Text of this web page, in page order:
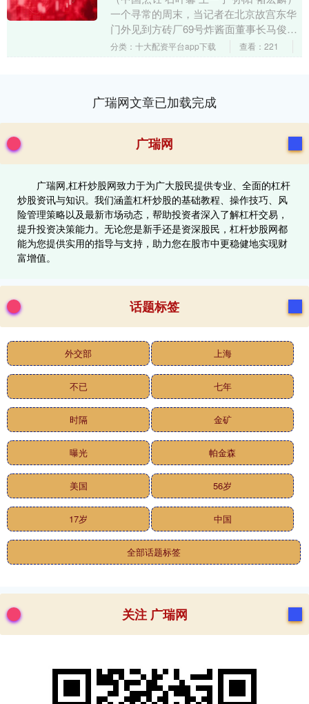
一个寻常的周末，当记者在北京故宫东华
门外见到方砖厂69号炸酱面董事长马俊杰
时，他正在给店外排队等位的食客介绍新
分类：十大配资平台app下载 查看：221
广瑞网文章已加载完成
广瑞网
广瑞网,杠杆炒股网致力于为广大股民提供专业、全面的杠杆
炒股资讯与知识。我们涵盖杠杆炒股的基础教程、操作技巧、风
险管理策略以及最新市场动态，帮助投资者深入了解杠杆交易，
提升投资决策能力。无论您是新手还是资深股民，杠杆炒股网都
能为您提供实用的指导与支持，助力您在股市中更稳健地实现财
富增值。
话题标签
外交部 上海
不已 七年
时隔 金矿
曝光 帕金森
美国 56岁
17岁 中国
全部话题标签
关注 广瑞网